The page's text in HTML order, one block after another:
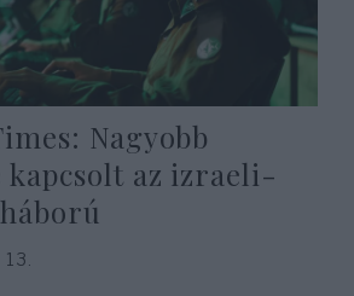
Nagyobb
kapcsolt az izraeli-